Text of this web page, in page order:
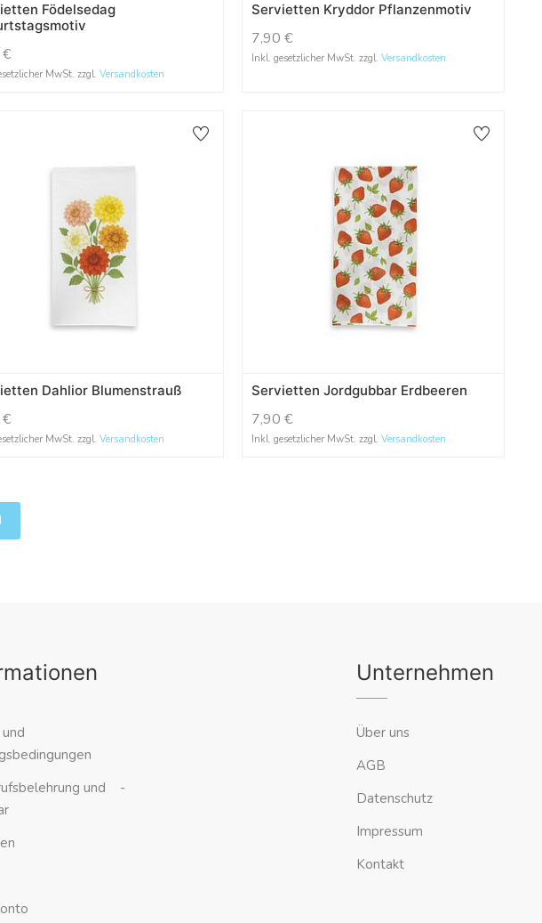
Födelsedag
€
MwSt. zzgl.Versandkosten
Servietten Kryddor Pflanzenmotiv
7,90 €
Inkl. gesetzlicher MwSt. zzgl. Versandkosten
Dahlior Blumenstrauß
€
MwSt. zzgl.Versandkosten
Servietten Jordgubbar Erdbeeren
7,90 €
Inkl. gesetzlicher MwSt. zzgl. Versandkosten
und -
Unternehmen
Über uns
AGB
Datenschutz
Impressum
Kontakt